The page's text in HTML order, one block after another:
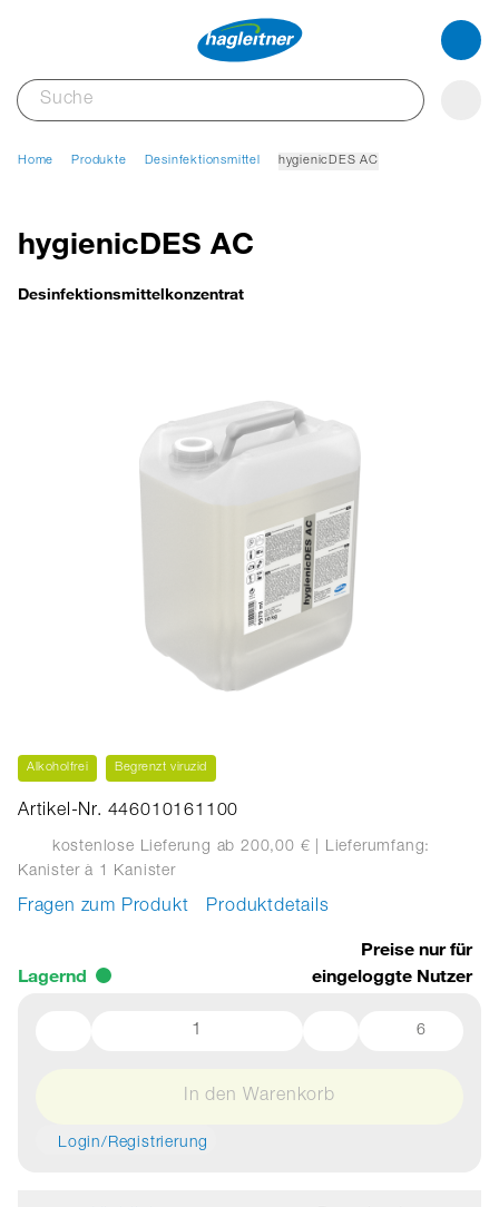
Home Produkte Desinfektionsmittel hygienicDES AC
hygienicDES AC
Desinfektionsmittelkonzentrat
Alkoholfrei Begrenzt viruzid
Artikel-Nr. 446010161100
kostenlose Lieferung ab 200,00 € | Lieferumfang:
Kanisterà 1 Kanister
Fragen zum Produkt Produktdetails
Lagernd
Preise nur für
eingeloggte Nutzer
6
In den Warenkorb
Login/Registrierung